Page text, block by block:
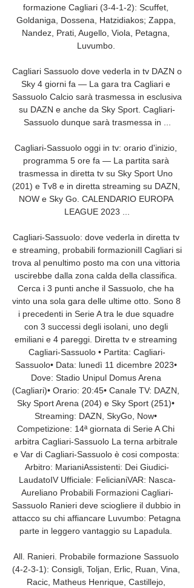
formazione Cagliari (3-4-1-2): Scuffet,
Goldaniga, Dossena, Hatzidiakos; Zappa,
Nandez, Prati, Augello, Viola, Petagna,
Luvumbo.
Cagliari Sassuolo dove vederla in tv DAZN o
Sky 4 giorni fa — La gara tra Cagliari e
Sassuolo Calcio sarà trasmessa in esclusiva
su DAZN e anche da Sky Sport. Cagliari-
Sassuolo dunque sarà trasmessa in ...
Cagliari-Sassuolo oggi in tv: orario d'inizio,
programma 5 ore fa — La partita sarà
trasmessa in diretta tv su Sky Sport Uno
(201) e Tv8 e in diretta streaming su DAZN,
NOW e Sky Go. CALENDARIO EUROPA
LEAGUE 2023 ...
Cagliari-Sassuolo: dove vederla in diretta tv
e streaming, probabili formazioniIl Cagliari si
trova al penultimo posto ma con una vittoria
uscirebbe dalla zona calda della classifica.
Cerca i 3 punti anche il Sassuolo, che ha
vinto una sola gara delle ultime otto. Sono 8
i precedenti in Serie A tra le due squadre
con 3 successi degli isolani, uno degli
emiliani e 4 pareggi. Diretta tv e streaming
Cagliari-Sassuolo • Partita: Cagliari-
Sassuolo• Data: lunedì 11 dicembre 2023•
Dove: Stadio Unipul Domus Arena
(Cagliari)• Orario: 20:45• Canale TV: DAZN,
Sky Sport Arena (204) e Sky Sport (251)•
Streaming: DAZN, SkyGo, Now•
Competizione: 14ª giornata di Serie A Chi
arbitra Cagliari-Sassuolo La terna arbitrale
e Var di Cagliari-Sassuolo è cosi composta:
Arbitro: MarianiAssistenti: Dei Giudici-
LaudatoIV Ufficiale: FelicianiVAR: Nasca-
Aureliano Probabili Formazioni Cagliari-
Sassuolo Ranieri deve sciogliere il dubbio in
attacco su chi affiancare Luvumbo: Petagna
parte in leggero vantaggio su Lapadula.
All. Ranieri. Probabile formazione Sassuolo
(4-2-3-1): Consigli, Toljan, Erlic, Ruan, Vina,
Racic, Matheus Henrique, Castillejo,